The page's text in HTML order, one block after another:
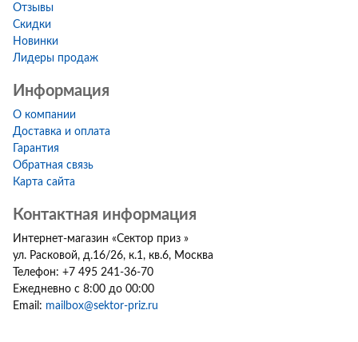
Отзывы
Скидки
Новинки
Лидеры продаж
Информация
О компании
Доставка и оплата
Гарантия
Обратная связь
Карта сайта
Контактная информация
Интернет-магазин «Сектор приз »
ул. Расковой, д.16/26, к.1, кв.6, Москва
Телефон: +7 495 241-36-70
Ежедневно с 8:00 до 00:00
Email: mailbox@sektor-priz.ru